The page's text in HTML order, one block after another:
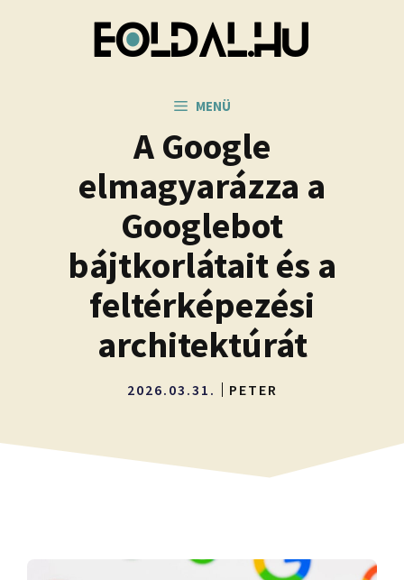
MENÜ
A Google
elmagyarázza a
Googlebot
bájtkorlátait és a
feltérképezési
architektúrát
2026.03.31. PETER